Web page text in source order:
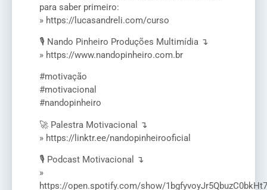
para saber primeiro:
» https://lucasandreli.com/curso
🎙️ Nando Pinheiro Produções Multimídia ↴
» https://www.nandopinheiro.com.br
#motivação
#motivacional
#nandopinheiro
🚀 Palestra Motivacional ↴
» https://linktr.ee/nandopinheirooficial
🎙️ Podcast Motivacional ↴
»
https://open.spotify.com/show/1bgfyvoyJr5QbuzC0bkHt7